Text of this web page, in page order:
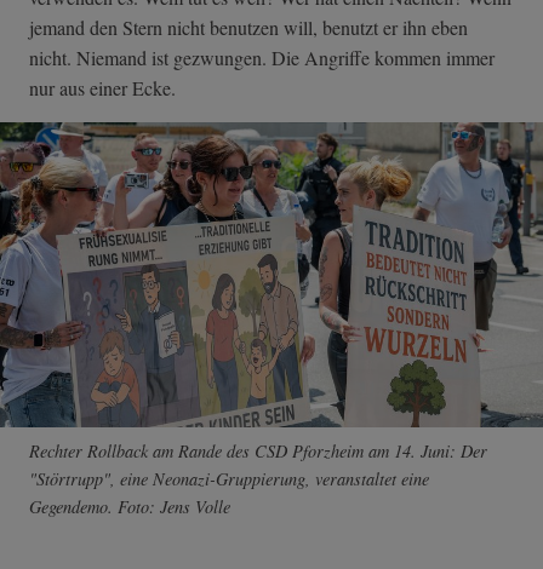
jemand den Stern nicht benutzen will, benutzt er ihn eben
nicht. Niemand ist gezwungen. Die Angriffe kommen immer
nur aus einer Ecke.
Rechter Rollback am Rande des CSD Pforzheim am 14. Juni: Der
"Störtrupp", eine Neonazi-Gruppierung, veranstaltet eine
Gegendemo. Foto: Jens Volle